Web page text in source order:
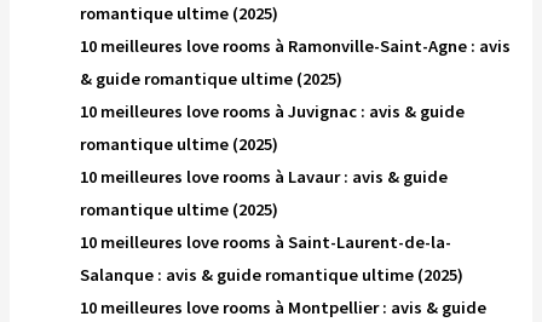
romantique ultime (2025)
10 meilleures love rooms à Ramonville-Saint-Agne : avis
& guide romantique ultime (2025)
10 meilleures love rooms à Juvignac : avis & guide
romantique ultime (2025)
10 meilleures love rooms à Lavaur : avis & guide
romantique ultime (2025)
10 meilleures love rooms à Saint-Laurent-de-la-
Salanque : avis & guide romantique ultime (2025)
10 meilleures love rooms à Montpellier : avis & guide